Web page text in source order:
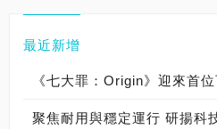
最近新增